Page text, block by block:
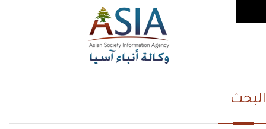
البحث